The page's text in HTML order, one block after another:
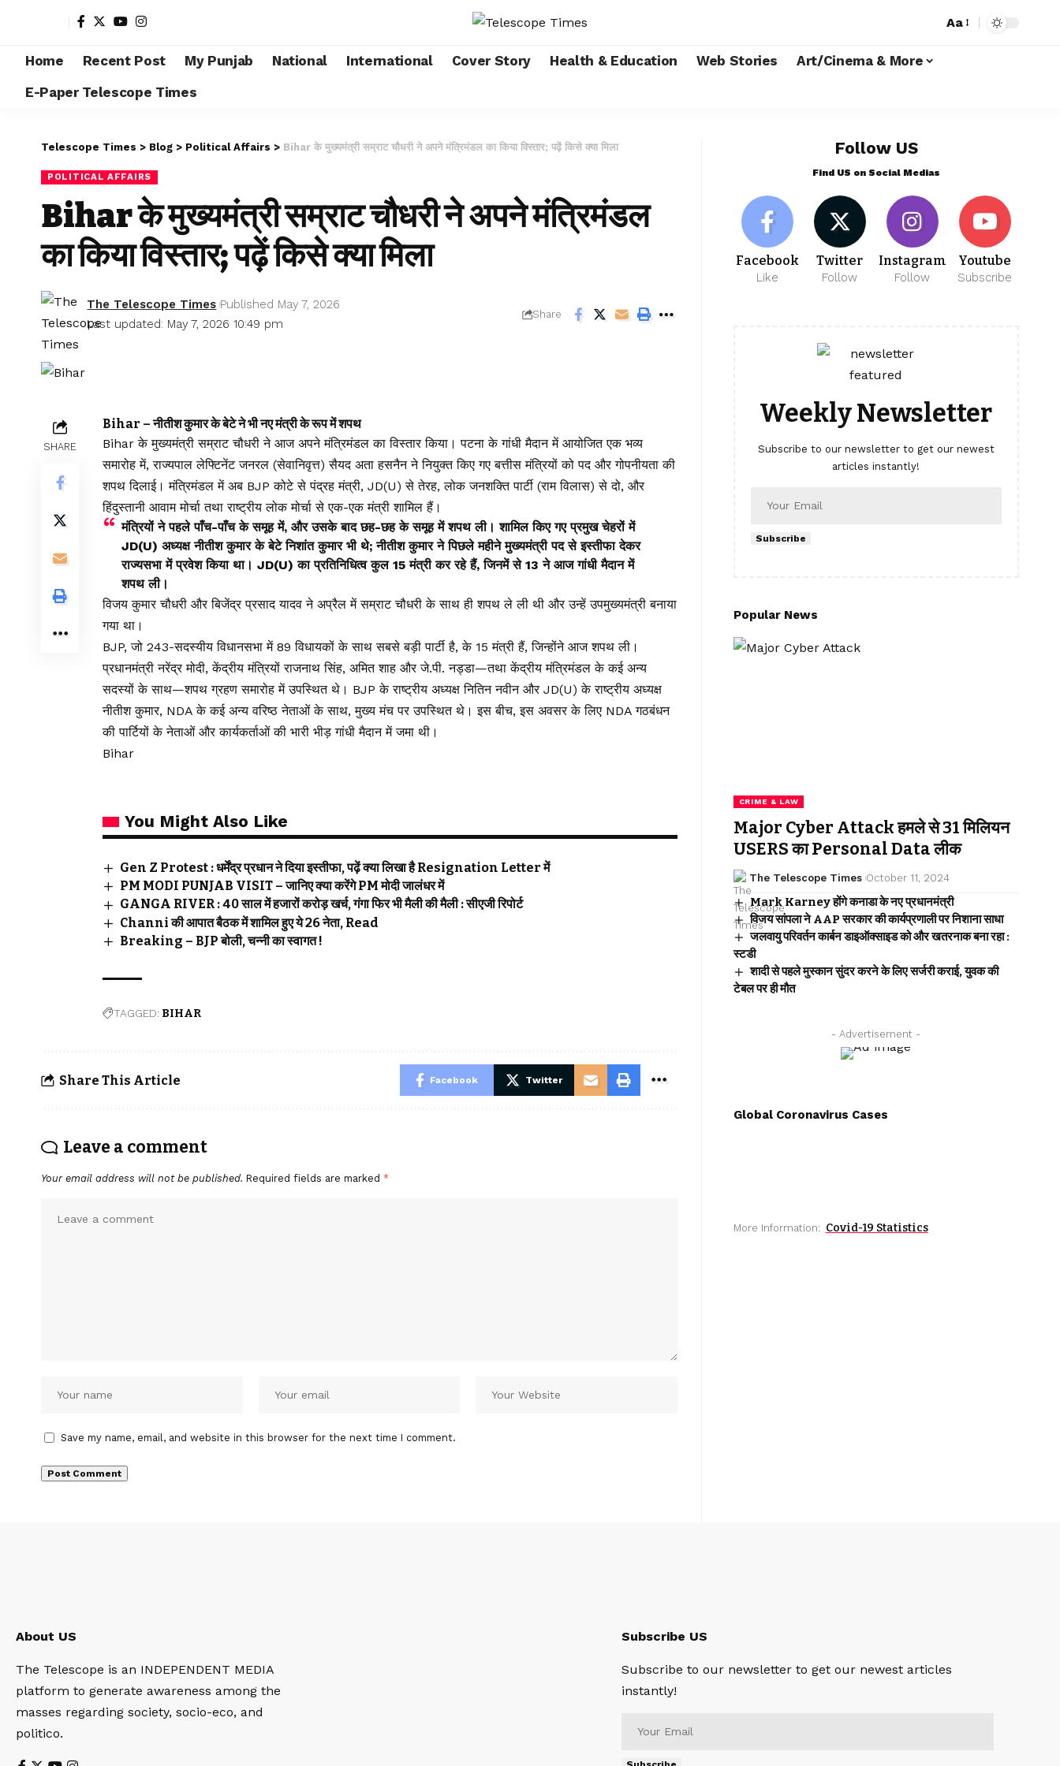
Aa
Home Recent Post My Punjab National International Cover Story Health & Education Web Stories
Art/Cinema & More
E-Paper Telescope Times
Telescope Times > Blog > Political Affairs > Bihar के मुख्यमंत्री सम्राट चौधरी ने अपने मंत्रिमंडल का किया विस्तार; पढ़ें किसे क्या मिला
POLITICAL AFFAIRS
Bihar के मुख्यमंत्री सम्राट चौधरी ने अपने मंत्रिमंडल
का किया विस्तार; पढ़ें किसे क्या मिला
Last updated: May 7, 2026 10:49 pm
The Telescope Times Published May 7, 2026
Share
SHARE
Bihar – नीतीश कुमार के बेटे ने भी नए मंत्री के रूप में शपथ
Bihar के मुख्यमंत्री सम्राट चौधरी ने आज अपने मंत्रिमंडल का विस्तार किया। पटना के गांधी मैदान में आयोजित एक भव्य
समारोह में, राज्यपाल लेफ्टिनेंट जनरल (सेवानिवृत्त) सैयद अता हसनैन ने नियुक्त किए गए बत्तीस मंत्रियों को पद और गोपनीयता की
शपथ दिलाई। मंत्रिमंडल में अब BJP कोटे से पंद्रह मंत्री, JD(U) से तेरह, लोक जनशक्ति पार्टी (राम विलास) से दो, और
हिंदुस्तानी आवाम मोर्चा तथा राष्ट्रीय लोक मोर्चा से एक-एक मंत्री शामिल हैं।
मंत्रियों ने पहले पाँच-पाँच के समूह में, और उसके बाद छह-छह के समूह में शपथ ली। शामिल किए गए प्रमुख चेहरों में
JD(U) अध्यक्ष नीतीश कुमार के बेटे निशांत कुमार भी थे; नीतीश कुमार ने पिछले महीने मुख्यमंत्री पद से इस्तीफा देकर
राज्यसभा में प्रवेश किया था। JD(U) का प्रतिनिधित्व कुल 15 मंत्री कर रहे हैं, जिनमें से 13 ने आज गांधी मैदान में
शपथ ली।
विजय कुमार चौधरी और बिजेंद्र प्रसाद यादव ने अप्रैल में सम्राट चौधरी के साथ ही शपथ ले ली थी और उन्हें उपमुख्यमंत्री बनाया
गया था।
BJP, जो 243-सदस्यीय विधानसभा में 89 विधायकों के साथ सबसे बड़ी पार्टी है, के 15 मंत्री हैं, जिन्होंने आज शपथ ली।
प्रधानमंत्री नरेंद्र मोदी, केंद्रीय मंत्रियों राजनाथ सिंह, अमित शाह और जे.पी. नड्डा—तथा केंद्रीय मंत्रिमंडल के कई अन्य
सदस्यों के साथ—शपथ ग्रहण समारोह में उपस्थित थे। BJP के राष्ट्रीय अध्यक्ष नितिन नवीन और JD(U) के राष्ट्रीय अध्यक्ष
नीतीश कुमार, NDA के कई अन्य वरिष्ठ नेताओं के साथ, मुख्य मंच पर उपस्थित थे। इस बीच, इस अवसर के लिए NDA गठबंधन
की पार्टियों के नेताओं और कार्यकर्ताओं की भारी भीड़ गांधी मैदान में जमा थी।
Bihar
You Might Also Like
Gen Z Protest : धर्मेंद्र प्रधान ने दिया इस्तीफा, पढ़ें क्या लिखा है Resignation Letter में
PM MODI PUNJAB VISIT – जानिए क्या करेंगे PM मोदी जालंधर में
GANGA RIVER : 40 साल में हजारों करोड़ खर्च, गंगा फिर भी मैली की मैली : सीएजी रिपोर्ट
Channi की आपात बैठक में शामिल हुए ये 26 नेता, Read
Breaking – BJP बोली, चन्नी का स्वागत !
TAGGED: BIHAR
Share This Article Facebook Twitter
Leave a comment
Your email address will not be published. Required fields are marked *
Save my name, email, and website in this browser for the next time I comment.
Follow US
Find US on Social Medias
Facebook
Like
Twitter
Follow
Instagram
Follow
Youtube
Subscribe
Weekly Newsletter
Subscribe to our newsletter to get our newest
articles instantly!
Subscribe
Popular News
CRIME & LAW
Major Cyber Attack हमले से 31 मिलियन
USERS का Personal Data लीक
The Telescope Times October 11, 2024
Mark Karney होंगे कनाडा के नए प्रधानमंत्री
विजय सांपला ने AAP सरकार की कार्यप्रणाली पर निशाना साधा
जलवायु परिवर्तन कार्बन डाइऑक्साइड को और खतरनाक बना रहा :
स्टडी
शादी से पहले मुस्कान सुंदर करने के लिए सर्जरी कराई, युवक की
टेबल पर ही मौत
- Advertisement -
Global Coronavirus Cases
More Information: Covid-19 Statistics
About US
The Telescope is an INDEPENDENT MEDIA
platform to generate awareness among the
masses regarding society, socio-eco, and
politico.
Subscribe US
Subscribe to our newsletter to get our newest articles
instantly!